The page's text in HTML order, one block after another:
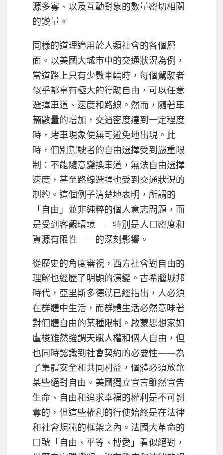
源多寡、以及互動對象的數量密切相關
的變量。
同樣的道理適用於人類社會的各個層
面。以美國大城市中的交通狀況為例，
當道路上只有少數車輛時，每個駕駛者
似乎都享有極大的行駛自由，可以任意
選擇車道、速度和路線。然而，隨著車
輛數量的增加，交通密度達到一定程度
時，堵車現象便無可避免地出現。此
時，個別駕駛者的自由選擇受到嚴重限
制：不能隨意變換車道，無法自由選擇
速度，甚至路線選擇也受到交通狀況的
制約。這個例子清楚地表明，所謂的
「自由」並非純粹的個人意志問題，而
是受到客觀環境——特別是人口密度和
資源有限性——的深刻影響。
從歷史的角度審視，西方社會對自由的
理解也經歷了明顯的演變。古希臘城邦
時代，亞里斯多德就已經指出，人必須
在群體中生活，而群體生活必然意味著
對個體自由的某種限制。啟蒙思想家如
盧梭雖然強調天賦人權和個人自由，但
也同時認識到社會契約的必要性——為
了集體安全和共同利益，個體必須放棄
某些絕對自由。美國獨立宣言雖然宣告
生命、自由和追求幸福的權利是不可剝
奪的，但這些權利的行使始終是在法律
和社會規範的框架之內。法國大革命的
口號「自由、平等、博愛」看似絕對，